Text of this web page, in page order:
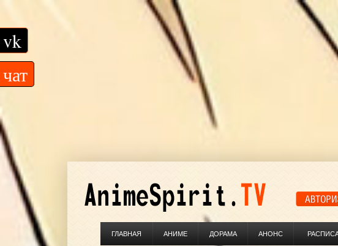
ГЛАВНАЯ АНИМЕ ДОРАМА АНОНС
чат
vk